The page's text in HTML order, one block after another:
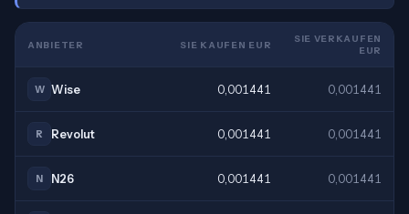
ANBIETER SIE KAUFEN EUR
SIE VERKAUFEN
EUR
W Wise 0,001441 0,001441
R Revolut 0,001441 0,001441
N N26 0,001441 0,001441